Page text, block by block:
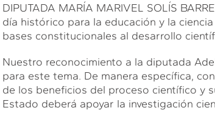
DIPUTADA MARÍA MARIVEL SOLÍS
día histórico para la educación y la
bases constitucionales al desarrollo
Nuestro reconocimiento a la diputada
para este tema. De manera específica,
de los beneficios del proceso científico y
Estado deberá apoyar la investigación